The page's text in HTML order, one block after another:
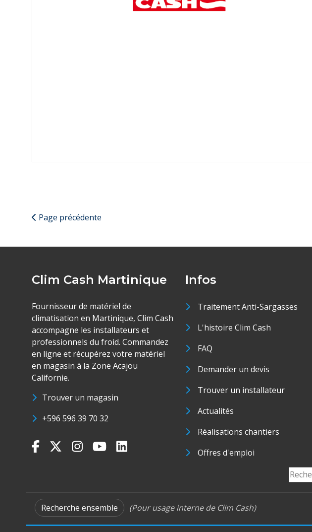
Page précédente
Clim Cash Martinique
Fournisseur de matériel de
climatisation en Martinique, Clim Cash
accompagne les installateurs et
professionnels du froid. Commandez
en ligne et récupérez votre matériel
en magasin à la Zone Acajou
Californie.
Trouver un magasin
+596 596 39 70 32
Infos
Traitement Anti-Sargasses
L'histoire Clim Cash
FAQ
Demander un devis
Trouver un installateur
Actualités
Réalisations chantiers
Offres d'emploi
Recherche ensemble (Pour usage interne de Clim Cash)